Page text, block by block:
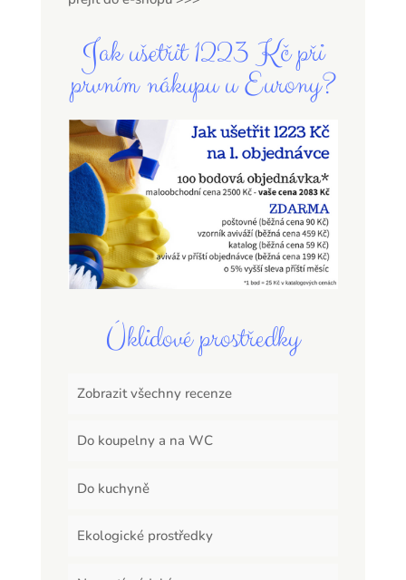
Jak ušetřit 1223 Kč při
prvním nákupu u Eurony?
Úklidové prostředky
Zobrazit všechny recenze
Do koupelny a na WC
Do kuchyně
Ekologické prostředky